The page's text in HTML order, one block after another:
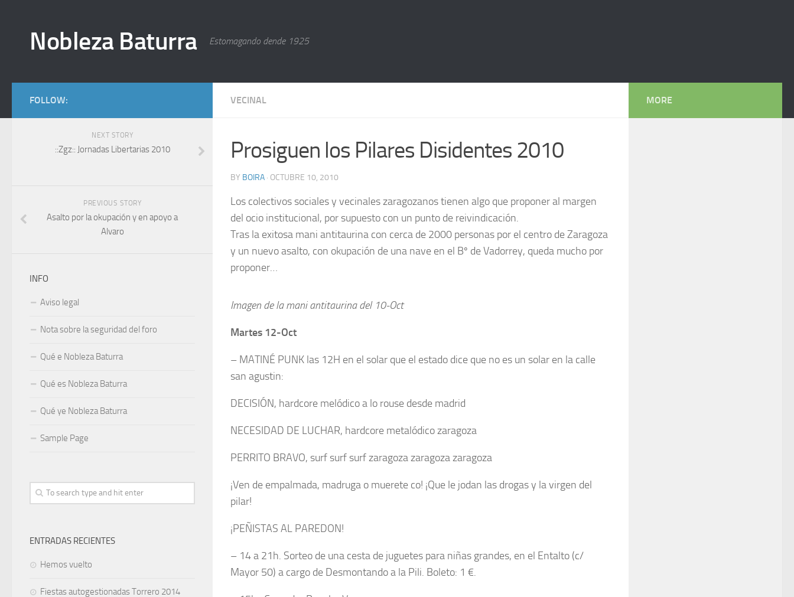
Nobleza Baturra Estomagando dende 1925
VECINAL
Prosiguen los Pilares Disidentes 2010
BY BOIRA · OCTUBRE 10, 2010
Los colectivos sociales y vecinales zaragozanos tienen algo que proponer al margen
del ocio institucional, por supuesto con un punto de reivindicación.
Tras la exitosa mani antitaurina con cerca de 2000 personas por el centro de Zaragoza
y un nuevo asalto, con okupación de una nave en el Bº de Vadorrey, queda mucho por
proponer…
Imagen de la mani antitaurina del 10-Oct
Martes 12-Oct
– MATINÉ PUNK las 12H en el solar que el estado dice que no es un solar en la calle
san agustin:
DECISIÓN, hardcore melódico a lo rouse desde madrid
NECESIDAD DE LUCHAR, hardcore metalódico zaragoza
PERRITO BRAVO, surf surf surf zaragoza zaragoza zaragoza
¡Ven de empalmada, madruga o muerete co! ¡Que le jodan las drogas y la virgen del
pilar!
¡PEÑISTAS AL PAREDON!
– 14 a 21h. Sorteo de una cesta de juguetes para niñas grandes, en el Entalto (c/
Mayor 50) a cargo de Desmontando a la Pili. Boleto: 1 €.
FOLLOW:
NEXT STORY
::Zgz:: Jornadas Libertarias 2010
PREVIOUS STORY
Asalto por la okupación y en apoyo a
Alvaro
INFO
Aviso legal
Nota sobre la seguridad del foro
Qué e Nobleza Baturra
Qué es Nobleza Baturra
Qué ye Nobleza Baturra
Sample Page
ENTRADAS RECIENTES
Hemos vuelto
Fiestas autogestionadas Torrero 2014
MORE